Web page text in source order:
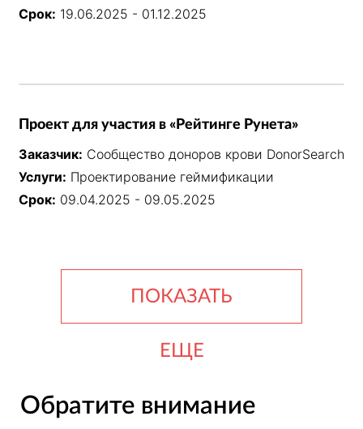
Срок: 19.06.2025 - 01.12.2025
Проект для участия в «Рейтинге Рунета»
Заказчик: Сообщество доноров крови DonorSearch
Услуги: Проектирование геймификации
Срок: 09.04.2025 - 09.05.2025
ПОКАЗАТЬ
ЕЩЕ
Обратите внимание